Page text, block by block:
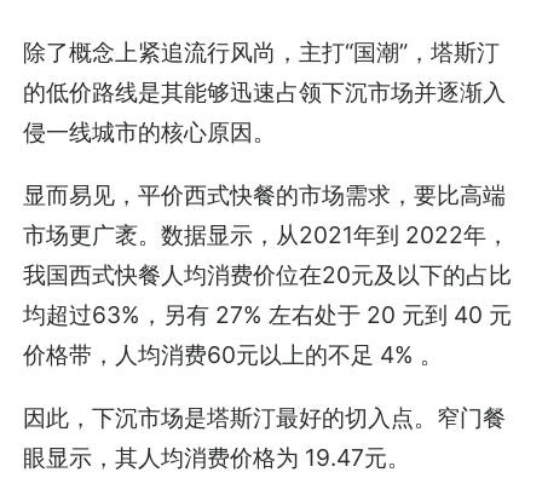
除了概念上紧追流行风尚，主打“国潮”，塔斯汀
的低价路线是其能够迅速占领下沉市场并逐渐入
侵一线城市的核心原因。
显而易见，平价西式快餐的市场需求，要比高端
市场更广袤。数据显示，从2021年到 2022年，
我国西式快餐人均消费价位在20元及以下的占比
均超过63%，另有 27% 左右处于 20 元到 40 元
价格带，人均消费60元以上的不足 4% 。
因此，下沉市场是塔斯汀最好的切入点。窄门餐
眼显示，其人均消费价格为 19.47元。